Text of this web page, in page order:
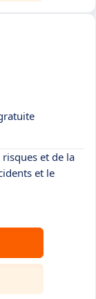
et de la
et le